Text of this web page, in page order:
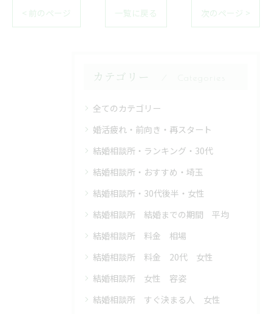
< 前のページ 一覧に戻る 次のページ >
カテゴリー
全てのカテゴリー
婚活疲れ・前向き・再スタート
結婚相談所・ランキング・30代
結婚相談所・おすすめ・埼玉
結婚相談所・30代後半・女性
結婚相談所 結婚までの期間 平均
結婚相談所 料金 相場
結婚相談所 料金 20代 女性
結婚相談所 女性 容姿
結婚相談所 すぐ決まる人 女性